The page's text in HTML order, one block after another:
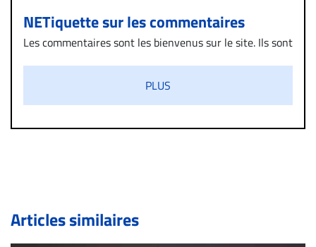
NETiquette sur les commentaires
Les commentaires sont les bienvenus sur le site. Ils sont
diffamatoire. Si malgré cette politique de modération,
un commentaire publié sur le site vous dérange, prenez
immédiatement contact par courriel (info@droit-
de validation, un droit de réponse.
PLUS
Articles similaires